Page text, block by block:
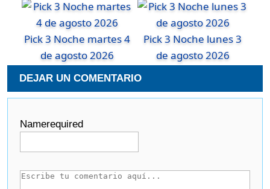
Pick 3 Noche martes 4
de agosto 2026
Pick 3 Noche lunes 3
de agosto 2026
DEJAR UN COMENTARIO
Namerequired